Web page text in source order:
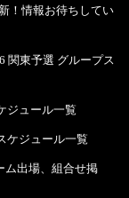
！情報お待ちしてい
関東予選 グループス
ジュール一覧
ケジュール一覧
ム出場、組合せ掲